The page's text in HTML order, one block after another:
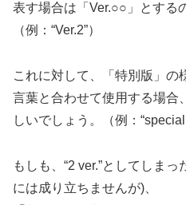
表す場合は「Ver.○○」とする
（例：“Ver.2”）
これに対して、「特別版」の
言葉と合わせて使用する場合
しいでしょう。（例：“special
もしも、“2 ver.”としてしま
には成り立ちませんが)、